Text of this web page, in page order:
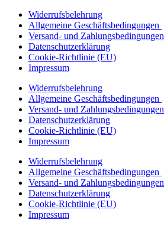
Widerrufsbelehrung
Allgemeine Geschäftsbedingungen
Versand- und Zahlungsbedingungen
Datenschutzerklärung
Cookie-Richtlinie (EU)
Impressum
Widerrufsbelehrung
Allgemeine Geschäftsbedingungen
Versand- und Zahlungsbedingungen
Datenschutzerklärung
Cookie-Richtlinie (EU)
Impressum
Widerrufsbelehrung
Allgemeine Geschäftsbedingungen
Versand- und Zahlungsbedingungen
Datenschutzerklärung
Cookie-Richtlinie (EU)
Impressum